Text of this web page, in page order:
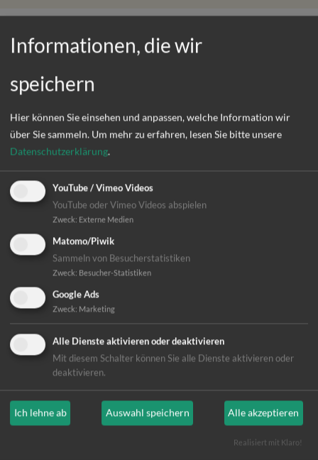
Unser Ziel: Nachhaltige
Verhaltensänderungen
und klimaresiliente
Gesundheitssysteme
Wir von Difäm Weltweit suchen gemeinsam mit unseren
Partnern Ansatzpunkte, mit denen wir helfen können, dass
Veränderungen und deren Folgen anpassen können. Dies
erfordert eine gestärkte Basisversorgung von Gesundheit
und eine Verbesserung von Lebensumständen – eine
Voraussetzung für gute Gesundheit, allen voran die
Sicherstellung sauberer Wasserquellen und risikofreier
Toiletten- und Abwasserentsorgung sowie ausreichender
landwirtschaftlicher Erträge.
Gesundheitssysteme insbesondere in ländlichen und
benachteiligten Regionen ein. Durch den Ausbau
Informationen, die wir
speichern
Hier können Sie einsehen und anpassen, welche Information wir
über Sie sammeln. Um mehr zu erfahren, lesen Sie bitte unsere
Datenschutzerklärung.
YouTube / Vimeo Videos
YouTube oder Vimeo Videos abspielen
Zweck: Externe Medien
Matomo/Piwik
Sammeln von Besucherstatistiken
Zweck: Besucher-Statistiken
Google Ads
Zweck: Marketing
Alle Dienste aktivieren oder deaktivieren
Mit diesem Schalter können Sie alle Dienste aktivieren oder
deaktivieren.
Ich lehne ab Auswahl speichern Alle akzeptieren
Realisiert mit Klaro!